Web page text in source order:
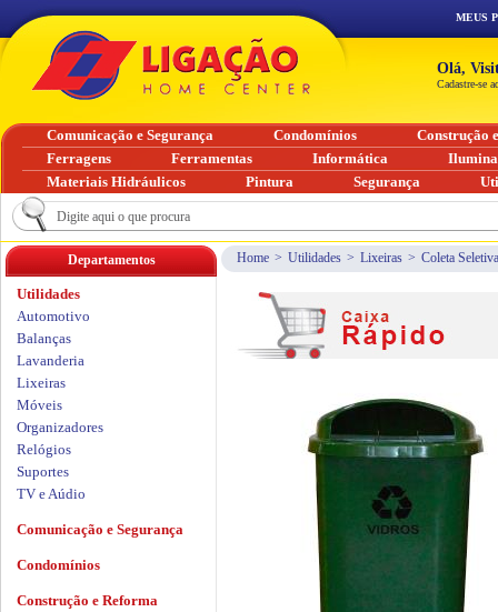
Home > Utilidades > Lixeiras > Coleta Seletiva
Departamentos
Utilidades
Automotivo
Balanças
Lavanderia
Lixeiras
Móveis
Organizadores
Relógios
Suportes
TV e Aúdio
Comunicação e Segurança
Condomínios
Construção e Reforma
MEUS
Olá,
Cadastre-se
Comunicação e Segurança Condomínios
Construção
Ferragens
Ferramentas Informática
Materiais Hidráulicos
Pintura Segurança